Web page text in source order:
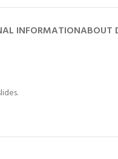
INFORMATIONABOUT